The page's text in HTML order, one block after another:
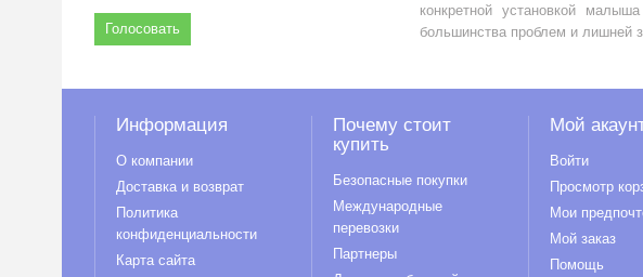
конкретной установкой
большинства проблем и лишней
Голосовать
Информация
О компании
Доставка и возврат
Политика
конфиденциальности
Карта сайта
Почему стоит
купить
Безопасные покупки
Международные
перевозки
Партнеры
Мой
Войти
Просмотр
Мои
Мой заказ
Помощь